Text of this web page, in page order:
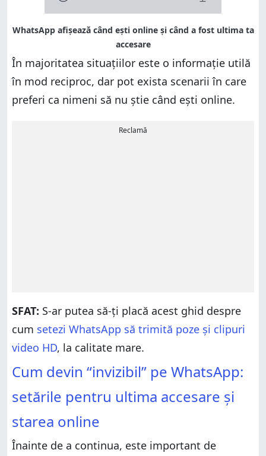
În majoritatea situațiilor este o informație utilă
în mod reciproc, dar pot exista scenarii în care
preferi ca nimeni să nu știe când ești online.
Reclamă
SFAT: S-ar putea să-ți placă acest ghid despre
cum setezi WhatsApp să trimită poze și clipuri
video HD, la calitate mare.
Cum devin “invizibil” pe WhatsApp:
setările pentru ultima accesare și
starea online
Înainte de a continua, este important de